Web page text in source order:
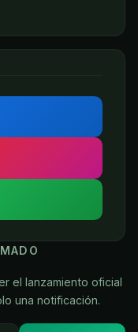
el lanzamiento oficial
una notificación.